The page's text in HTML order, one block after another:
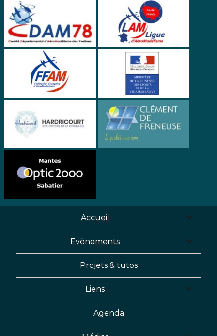
Accueil
Evènements
Projets & tutos
Liens
Agenda